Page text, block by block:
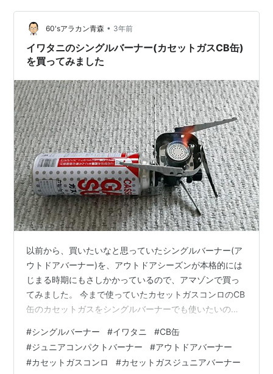
60'sアラカン青森 • 3年前
イワタニのシングルバーナー(カセットガスCB缶)
を買ってみました
以前から、買いたいなと思っていたシングルバーナー(ア
ウトドアバーナー)を、アウトドアシーズンが本格的には
じまる時期にもさしかかっているので、アマゾンで買っ
てみました。 今まで使っていたカセットガスコンロのCB
缶のカセットガスをシングルバーナーでも使いたいの
うことは決めて、楽天市場とアマゾンで探してみまし
た。 CB缶のシングルバーナーと言えばイワタニの「ジュ
ニアコンパクトバーナー」が定番のようでした。価格は
#シングルバーナー #イワタニ #CB缶
#ジュニアコンパクトバーナー #アウトドアバーナー
#カセットガスコンロ #カセットガスジュニアバーナー